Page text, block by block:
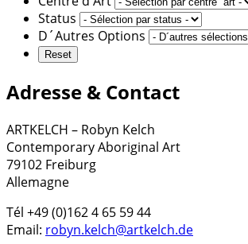
Status
D´Autres Options
Adresse & Contact
ARTKELCH – Robyn Kelch
Contemporary Aboriginal Art
79102 Freiburg
Allemagne
Tél +49 (0)162 4 65 59 44
Email: robyn.kelch@artkelch.de